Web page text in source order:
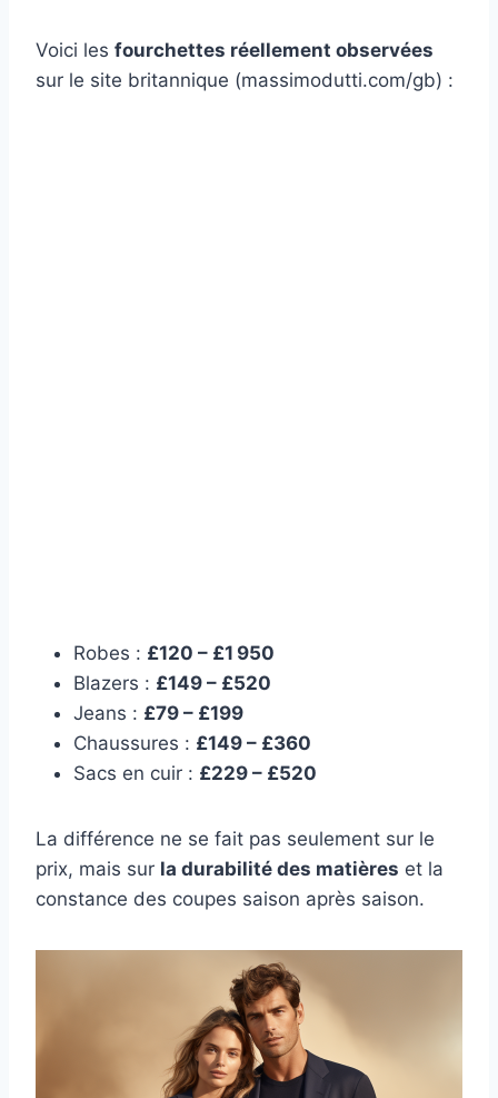
Voici les fourchettes réellement observées
sur le site britannique (massimodutti.com/gb) :
Robes : £120 – £1 950
Blazers : £149 – £520
Jeans : £79 – £199
Chaussures : £149 – £360
Sacs en cuir : £229 – £520
La différence ne se fait pas seulement sur le
prix, mais sur la durabilité des matières et la
constance des coupes saison après saison.